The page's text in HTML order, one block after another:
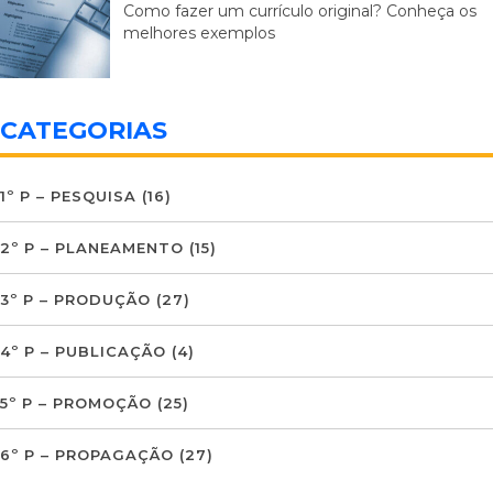
Como fazer um currículo original? Conheça os
melhores exemplos
CATEGORIAS
1º P – PESQUISA (16)
2º P – PLANEAMENTO (15)
3º P – PRODUÇÃO (27)
4º P – PUBLICAÇÃO (4)
5º P – PROMOÇÃO (25)
6º P – PROPAGAÇÃO (27)